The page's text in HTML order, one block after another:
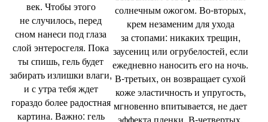
век. Чтобы этого
не случилось, перед
сном нанеси под глаза
слой энтеросгеля. Пока
ты спишь, гель будет
забирать излишки влаги,
и с утра тебя ждет
гораздо более радостная
картина. Важно: гель
солнечным ожогом. Во‑вторых,
крем незаменим для ухода
за стопами: никаких трещин,
заусениц или огрубелостей, если
ежедневно наносить его на ночь.
В-третьих, он возвращает сухой
коже эластичность и упругость,
мгновенно впитывается, не дает